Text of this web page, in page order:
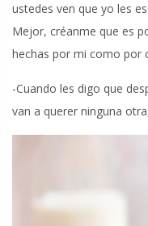
ustedes ven que yo les
Mejor, créanme que es
hechas por mi como por
-Cuando les digo que
van a querer ninguna